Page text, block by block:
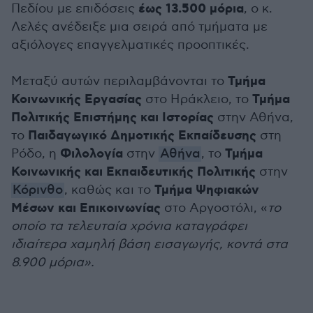
Πεδίου με επιδόσεις έως 13.500 μόρια, ο κ.
Λελές ανέδειξε μια σειρά από τμήματα με
αξιόλογες επαγγελματικές προοπτικές.
Μεταξύ αυτών περιλαμβάνονται το Τμήμα
Κοινωνικής Εργασίας στο Ηράκλειο, το Τμήμα
Πολιτικής Επιστήμης και Ιστορίας στην Αθήνα,
το Παιδαγωγικό Δημοτικής Εκπαίδευσης στη
Ρόδο, η Φιλολογία στην Αθήνα, το Τμήμα
Κοινωνικής και Εκπαιδευτικής Πολιτικής στην
Κόρινθο, καθώς και το Τμήμα Ψηφιακών
Μέσων και Επικοινωνίας στο Αργοστόλι, « το
οποίο τα τελευταία χρόνια καταγράφει
ιδιαίτερα χαμηλή βάση εισαγωγής, κοντά στα
8.900 μόρια».